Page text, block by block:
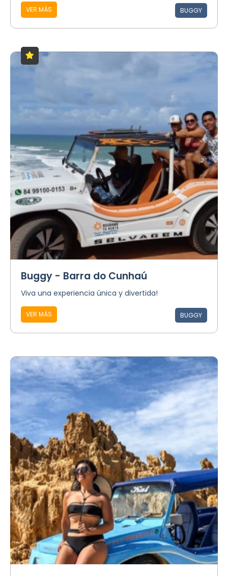
VER MÁS BUGGY
Buggy - Barra do Cunhaú
Viva una experiencia única y divertida!
VER MÁS BUGGY